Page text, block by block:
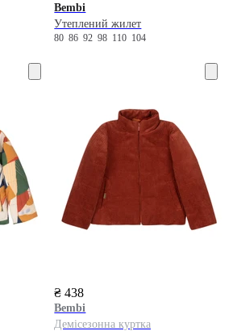
Bembi
Утеплений жилет
80869298 110 104
₴ 438
Bembi
Демісезонна куртка